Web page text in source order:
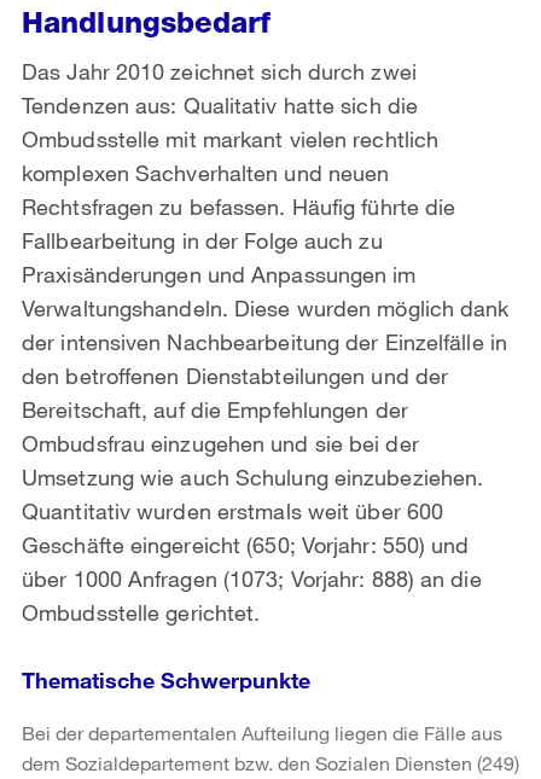
Handlungsbedarf
Das Jahr 2010 zeichnet sich durch zwei
Tendenzen aus: Qualitativ hatte sich die
Ombudsstelle mit markant vielen rechtlich
komplexen Sachverhalten und neuen
Rechtsfragen zu befassen. Häufig führte die
Fallbearbeitung in der Folge auch zu
Praxisänderungen und Anpassungen im
Verwaltungshandeln. Diese wurden möglich dank
der intensiven Nachbearbeitung der Einzelfälle in
den betroffenen Dienstabteilungen und der
Bereitschaft, auf die Empfehlungen der
Ombudsfrau einzugehen und sie bei der
Umsetzung wie auch Schulung einzubeziehen.
Quantitativ wurden erstmals weit über 600
Geschäfte eingereicht (650; Vorjahr: 550) und
über 1000 Anfragen (1073; Vorjahr: 888) an die
Ombudsstelle gerichtet.
Thematische Schwerpunkte
Bei der departementalen Aufteilung liegen die Fälle aus
dem Sozialdepartement bzw. den Sozialen Diensten (249)